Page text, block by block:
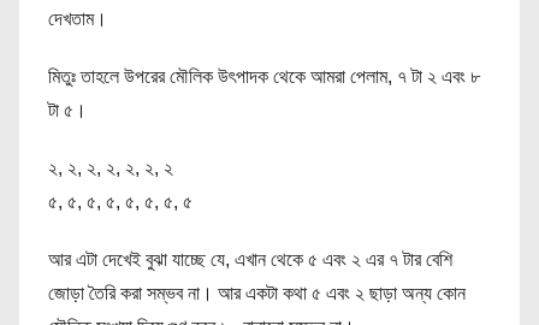
দেখতাম।
মিতুঃ তাহলে উপরের মৌলিক উৎপাদক থেকে আমরা পেলাম, ৭ টা ২ এবং ৮
টা ৫।
২, ২, ২‌, ২, ২, ২, ২
৫, ৫, ৫, ৫, ৫, ৫, ৫, ৫
আর এটা দেখেই বুঝা যাচ্ছে যে, এখান থেকে ৫ এবং ২ এর ৭ টার বেশি
জোড়া তৈরি করা সম্ভব না। আর একটা কথা ৫ এবং ২ ছাড়া অন্য কোন